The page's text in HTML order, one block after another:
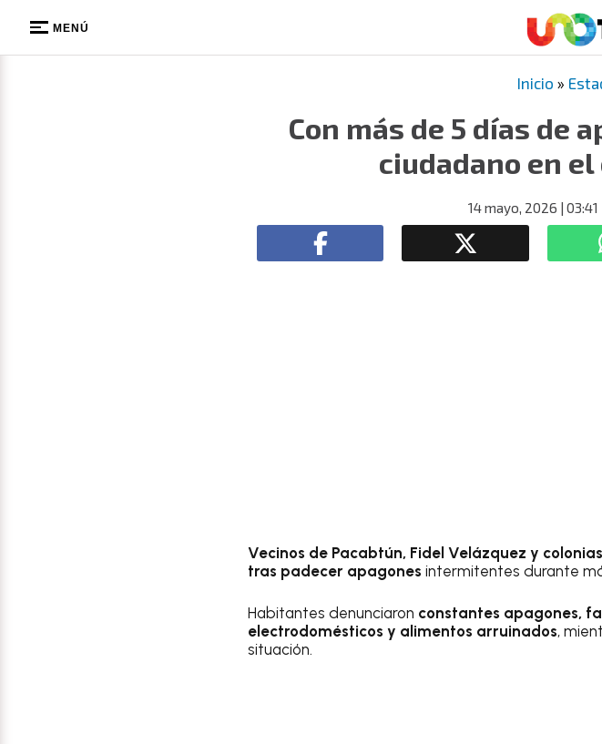
MENÚ
Inicio »
Con más de 5 días de
ciudadano en
14 mayo, 2026 | 03:41
Vecinos de Pacabtún, Fidel Velázquez y
tras padecer apagones intermitentes durante
Habitantes denunciaron constantes apagones,
electrodomésticos y alimentos arruinados,
situación.